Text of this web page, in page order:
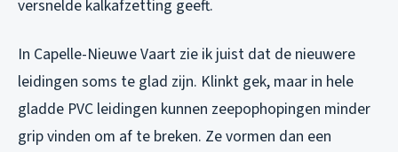
versnelde kalkafzetting geeft.
In Capelle-Nieuwe Vaart zie ik juist dat de nieuwere
leidingen soms te glad zijn. Klinkt gek, maar in hele
gladde PVC leidingen kunnen zeepophopingen minder
grip vinden om af te breken. Ze vormen dan een